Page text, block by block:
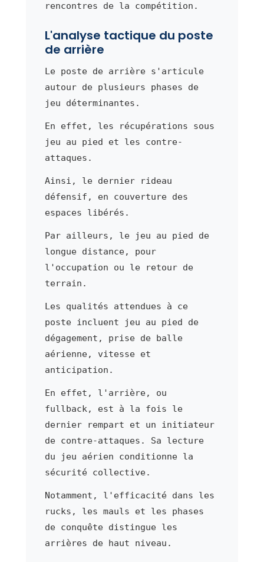
rencontres de la compétition.
L'analyse tactique du poste
de arrière
Le poste de arrière s'articule
autour de plusieurs phases de
jeu déterminantes.
En effet, les récupérations sous
jeu au pied et les contre-
attaques.
Ainsi, le dernier rideau
défensif, en couverture des
espaces libérés.
Par ailleurs, le jeu au pied de
longue distance, pour
l'occupation ou le retour de
terrain.
Les qualités attendues à ce
poste incluent jeu au pied de
dégagement, prise de balle
aérienne, vitesse et
anticipation.
En effet, l'arrière, ou
fullback, est à la fois le
dernier rempart et un initiateur
de contre-attaques. Sa lecture
du jeu aérien conditionne la
sécurité collective.
Notamment, l'efficacité dans les
rucks, les mauls et les phases
de conquête distingue les
arrières de haut niveau.